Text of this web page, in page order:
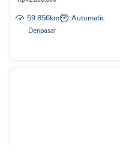
59.856km Automatic
Denpasar